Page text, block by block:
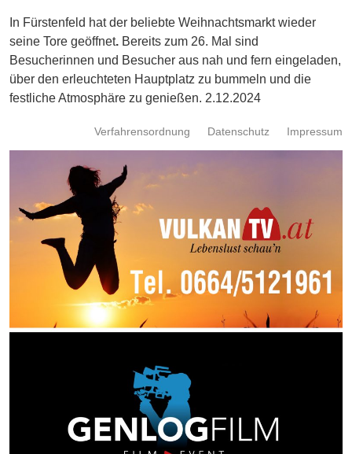
Schnöll
gfrogt
Zonen
In Fürstenfeld hat der beliebte Weihnachtsmarkt wieder
seine Tore geöffnet. Bereits zum 26. Mal sind
Besucherinnen und Besucher aus nah und fern eingeladen,
über den erleuchteten Hauptplatz zu bummeln und die
festliche Atmosphäre zu genießen. 2.12.2024
Impressum
Datenschutz
Verfahrensordnung